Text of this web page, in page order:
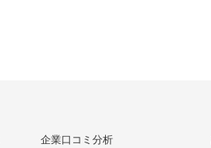
企業口コミ分析